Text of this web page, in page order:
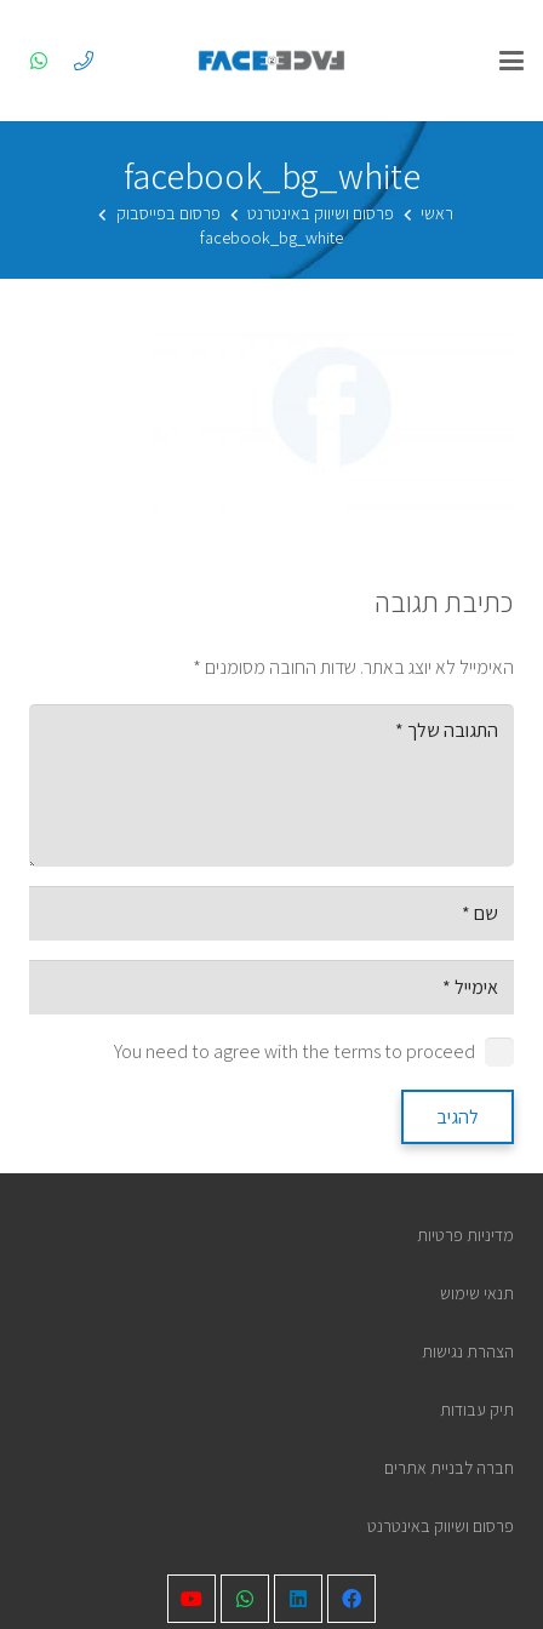
facebook_bg_white
ראשי פרסום ושיווק באינטרנט
פרסום בפייסבוק
facebook_bg_white
כתיבת תגובה
האימייל לא יוצג באתר. שדות החובה מסומנים *
You need to agree with the terms to proceed
להגיב
מדיניות פרטיות
תנאי שימוש
הצהרת נגישות
תיק עבודות
חברה לבניית אתרים
פרסום ושיווק באינטרנט